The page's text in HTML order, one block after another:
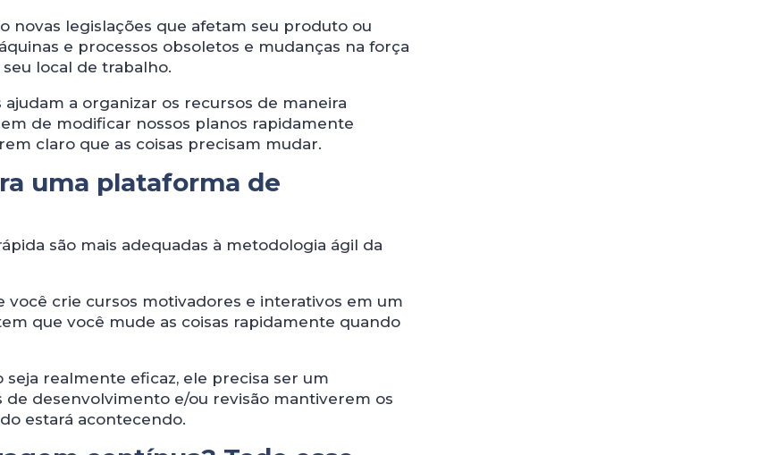
novas legislações que afetam seu produto ou
e processos obsoletos e mudanças na força
local de trabalho.
a organizar os recursos de maneira
de modificar nossos planos rapidamente
claro que as coisas precisam mudar.
uma plataforma de
são mais adequadas à metodologia ágil da
você crie cursos motivadores e interativos em um
que você mude as coisas rapidamente quando
realmente eficaz, ele precisa ser um
desenvolvimento e/ou revisão mantiverem os
estará acontecendo.